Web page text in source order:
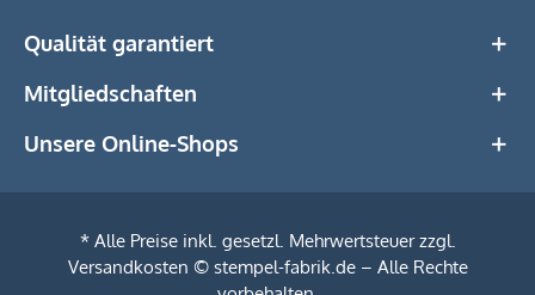
Qualität garantiert
Mitgliedschaften
Unsere Online-Shops
* Alle Preise inkl. gesetzl. Mehrwertsteuer zzgl.
Versandkosten © stempel-fabrik.de – Alle Rechte